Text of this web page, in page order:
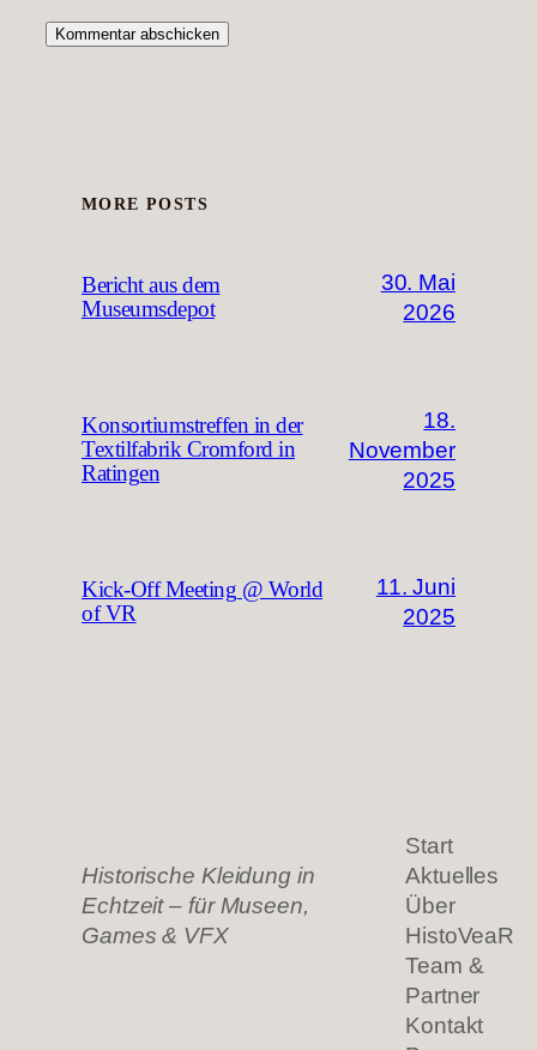
MORE POSTS
Bericht aus dem
Museumsdepot
30. Mai
2026
Konsortiumstreffen in der
Textilfabrik Cromford in
Ratingen
18.
November
2025
Kick-Off Meeting @ World
of VR
11. Juni
2025
Historische Kleidung in
Echtzeit – für Museen,
Games & VFX
Start
Aktuelles
Über
HistoVeaR
Team &
Partner
Kontakt